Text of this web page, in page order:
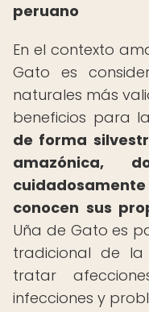
peruano
En el contexto
Gato es
naturales más
beneficios para
de forma
amazónica,
conocen sus
Uña de Gato es
tradicional de la
tratar
infecciones y